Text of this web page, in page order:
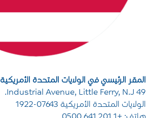
المقر الرئيسي في الولايات المتحدة الأمريكية
49 Industrial Avenue, Little Ferry, N.J.
الولايات المتحدة الأمريكية 07643-1922